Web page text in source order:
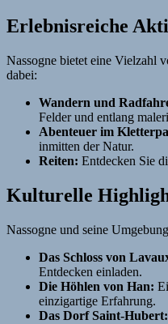
Erlebnisreiche
Nassogne bietet eine Vielzahl
dabei:
Wandern und
Felder und entlang
Abenteuer im
inmitten der Natur.
Reiten: Entdecken Sie
Kulturelle
Nassogne und seine
Das Schloss von
Entdecken einladen.
Die Höhlen von Han:
einzigartige Erfahrung.
Das Dorf Saint-Hubert: